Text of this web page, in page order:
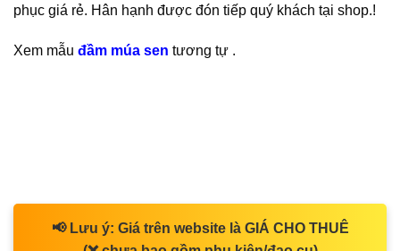
phục giá rẻ. Hân hạnh được đón tiếp quý khách tại shop.!
Xem mẫu đầm múa sen tương tự .
📢 Lưu ý: Giá trên website là GIÁ CHO THUÊ